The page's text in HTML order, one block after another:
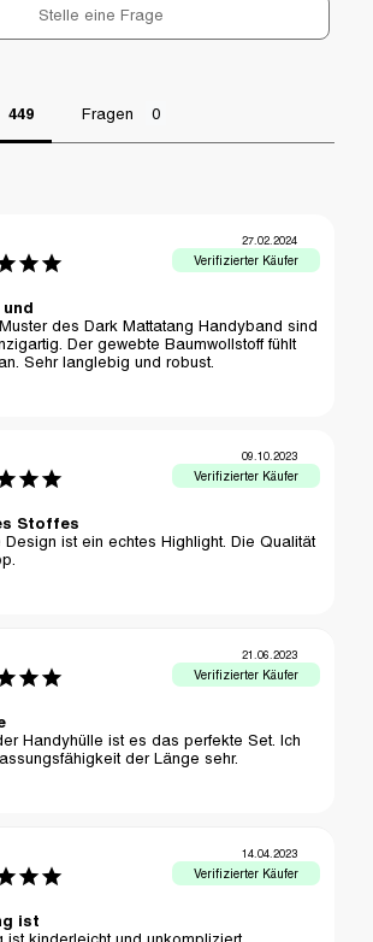
Stelle eine Frage
Fragen
27.02.2024
des Dark Mattatang Handyband sind
Der gewebte Baumwollstoff fühlt
Sehr langlebig und robust.
09.10.2023
Stoffes
ist ein echtes Highlight. Die Qualität
21.06.2023
Handyhülle ist es das perfekte Set. Ich
der Länge sehr.
14.04.2023
ist